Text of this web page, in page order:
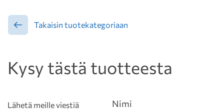
Takaisin tuotekategoriaan
Kysy tästä tuotteesta
Lähetä meille viestiä
Nimi